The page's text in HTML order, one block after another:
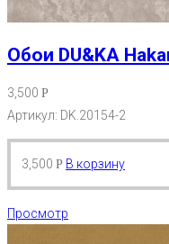
Обои DU&KA
3,500 Р
Артикул: DK.20154-2
3,500 Р В корзину
Просмотр